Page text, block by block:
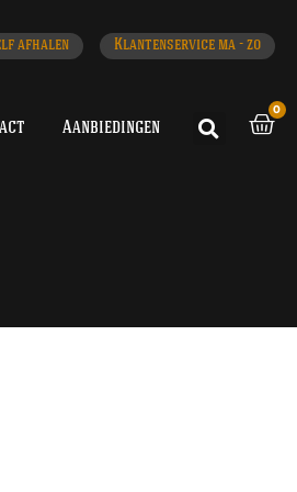
afhalen Klantenservice ma - zo
Aanbiedingen
0